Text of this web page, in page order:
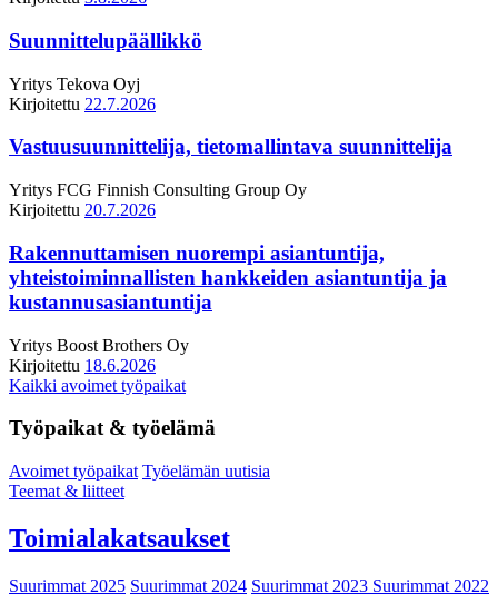
Suunnittelupäällikkö
Yritys Tekova Oyj
Kirjoitettu 22.7.2026
Vastuusuunnittelija, tietomallintava suunnittelija
Yritys FCG Finnish Consulting Group Oy
Kirjoitettu 20.7.2026
Rakennuttamisen nuorempi asiantuntija,
yhteistoiminnallisten hankkeiden asiantuntija ja
kustannusasiantuntija
Yritys Boost Brothers Oy
Kirjoitettu 18.6.2026
Kaikki avoimet työpaikat
Työpaikat & työelämä
Avoimet työpaikat Työelämän uutisia
Teemat & liitteet
Toimialakatsaukset
Suurimmat 2025 Suurimmat 2024 Suurimmat 2023 Suurimmat 2022